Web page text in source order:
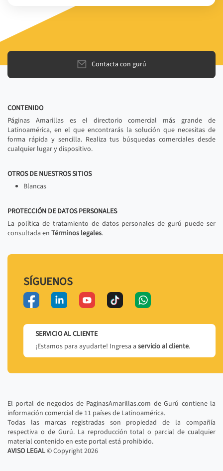
Contacta con gurú
CONTENIDO
Páginas Amarillas es el directorio comercial más grande de
Latinoamérica, en el que encontrarás la solución que necesitas de
forma rápida y sencilla. Realiza tus búsquedas comerciales desde
cualquier lugar y dispositivo.
OTROS DE NUESTROS SITIOS
Blancas
PROTECCIÓN DE DATOS PERSONALES
La política de tratamiento de datos personales de gurú puede ser
consultada en Términos legales.
SÍGUENOS
SERVICIO AL CLIENTE
¡Estamos para ayudarte! Ingresa a servicio al cliente.
El portal de negocios de PaginasAmarillas.com de Gurú contiene la
información comercial de 11 países de Latinoamérica.
Todas las marcas registradas son propiedad de la compañía
respectiva o de Gurú. La reproducción total o parcial de cualquier
material contenido en este portal está prohibido.
AVISO LEGAL© Copyright2026